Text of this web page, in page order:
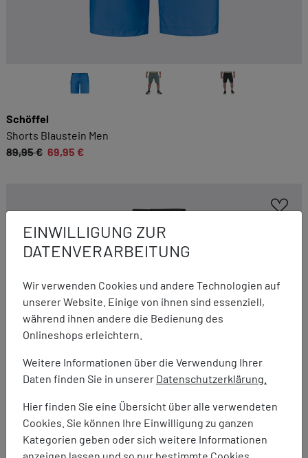
EINWILLIGUNG ZUR
DATENVERARBEITUNG
Wir verwenden Cookies und andere Technologien auf
unserer Website. Einige von ihnen sind essenziell,
während ihnen andere die Bedienung des
Onlineshops erleichtern.
Weitere Informationen über die Verwendung Ihrer
Daten finden Sie in unserer Datenschutzerklärung.
Hier finden Sie eine Übersicht über alle verwendeten
Cookies. Sie können Ihre Einwilligung zu ganzen
Kategorien geben oder sich weitere Informationen
Schöffel
Shorts Blaustein Men
89,95 € 69,95 €
Regatta
Anti-Insect Travel Light Z/O Trousers Men
109,95 € 39,95 €